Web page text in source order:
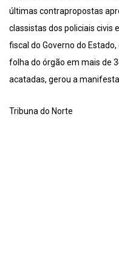
últimas contrapropostas
classistas dos policiais civis
fiscal do Governo do
folha do órgão em mais de
acatadas, gerou a
Tribuna do Norte